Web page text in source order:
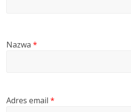
Nazwa*
Adres email*